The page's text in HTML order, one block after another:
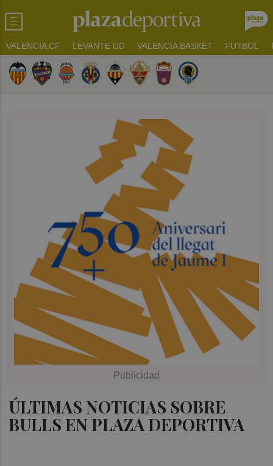
VALENCIA CF LEVANTE UD VALENCIA BASKET FUTBOL
ÚLTIMAS NOTICIAS SOBRE
BULLS EN PLAZA DEPORTIVA